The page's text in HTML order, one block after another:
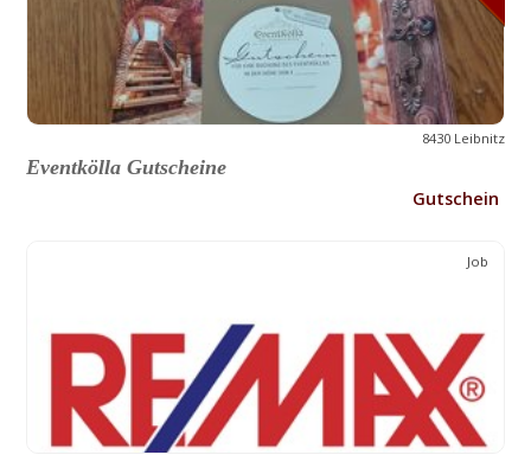
8430 Leibnitz
Eventkölla Gutscheine
Gutschein
Job